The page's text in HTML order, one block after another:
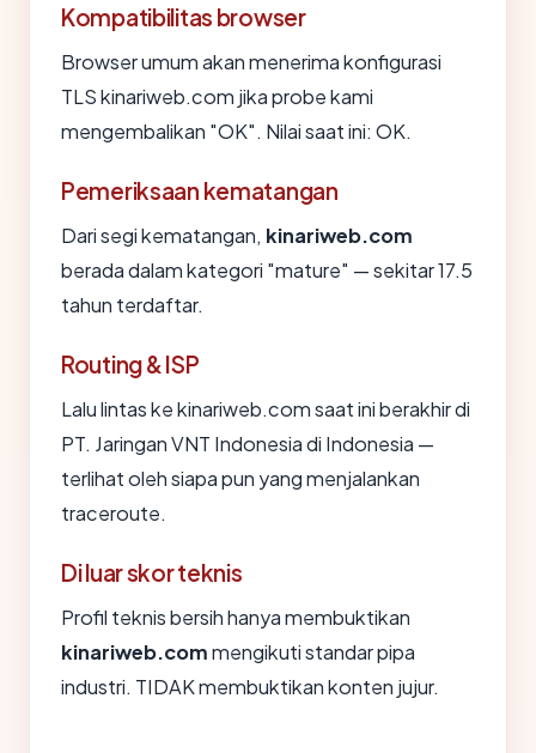
Kompatibilitas browser
Browser umum akan menerima konfigurasi
TLS kinariweb.com jika probe kami
mengembalikan "OK". Nilai saat ini: OK.
Pemeriksaan kematangan
Dari segi kematangan, kinariweb.com
berada dalam kategori "mature" — sekitar 17.5
tahun terdaftar.
Routing & ISP
Lalu lintas ke kinariweb.com saat ini berakhir di
PT. Jaringan VNT Indonesia di Indonesia —
terlihat oleh siapa pun yang menjalankan
traceroute.
Di luar skor teknis
Profil teknis bersih hanya membuktikan
kinariweb.commengikuti standar pipa
industri. TIDAK membuktikan konten jujur.